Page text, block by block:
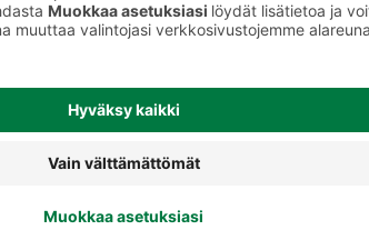
Maustetut jogurtit